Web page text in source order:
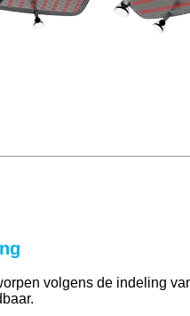
volgens de indeling